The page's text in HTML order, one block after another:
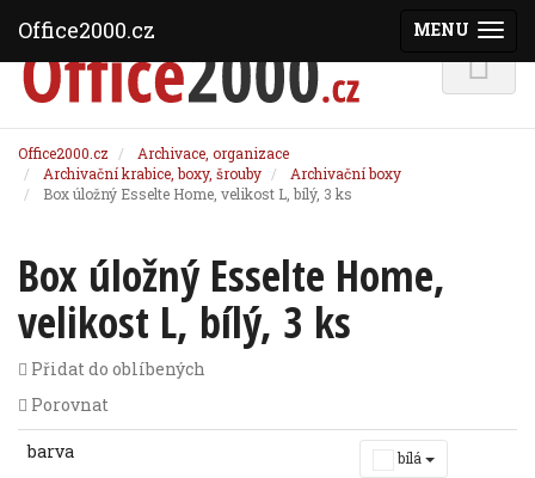
Office2000.cz
Archivace, organizace
Archivační krabice, boxy, šrouby
Archivační boxy
Box úložný Esselte Home, velikost L, bílý, 3 ks
Box úložný Esselte Home,
velikost L, bílý, 3 ks
Přidat do oblíbených
Porovnat
barva bílá
MENU
Office2000.cz